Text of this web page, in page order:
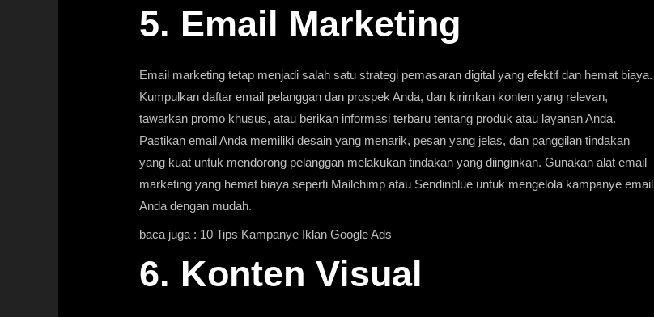
5. Email Marketing
Email marketing tetap menjadi salah satu strategi pemasaran digital yang efektif dan hemat biaya.
Kumpulkan daftar email pelanggan dan prospek Anda, dan kirimkan konten yang relevan,
tawarkan promo khusus, atau berikan informasi terbaru tentang produk atau layanan Anda.
Pastikan email Anda memiliki desain yang menarik, pesan yang jelas, dan panggilan tindakan
yang kuat untuk mendorong pelanggan melakukan tindakan yang diinginkan. Gunakan alat email
marketing yang hemat biaya seperti Mailchimp atau Sendinblue untuk mengelola kampanye email
Anda dengan mudah.
baca juga : 10 Tips Kampanye Iklan Google Ads
6. Konten Visual